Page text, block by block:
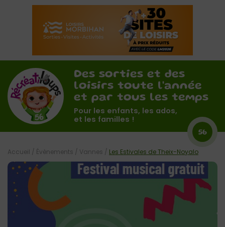
Des sorties et des
loisirs toute l'année
et par tous les temps
Pour les enfants, les ados,
et les familles !
56
Accueil / Évènements / Vannes / Les Estivales de Theix-Noyalo